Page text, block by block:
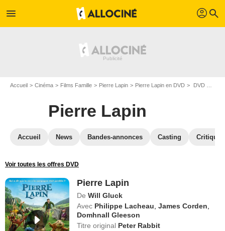
menu profil search
Accueil Cinéma Films Famille Pierre Lapin Pierre Lapin en DVD DVD Pierre Lapin
Pierre Lapin
Accueil News Bandes-annonces Casting
Voir toutes les offres DVD
Pierre Lapin
De Will Gluck
Avec Philippe Lacheau ,James Corden
Domhnall Gleeson
Titre original Peter Rabbit